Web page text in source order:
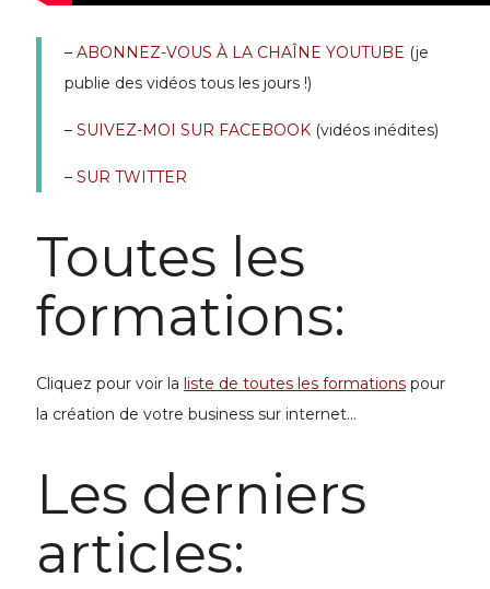
– ABONNEZ-VOUS À LA CHAÎNE YOUTUBE (je
publie des vidéos tous les jours !)
– SUIVEZ-MOI SUR FACEBOOK(vidéos inédites)
– SUR TWITTER
Toutes les
formations:
Cliquez pour voir la liste de toutes les formationspour
la création de votre businesssur internet...
Les derniers
articles: